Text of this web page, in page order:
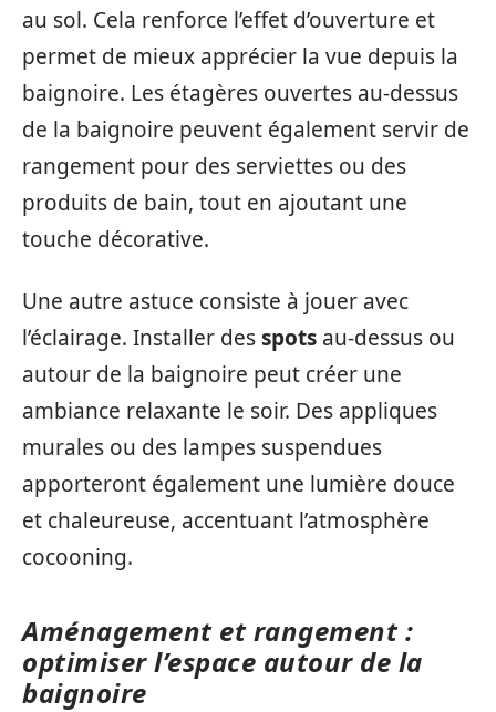
au sol. Cela renforce l’effet d’ouverture et
permet de mieux apprécier la vue depuis la
baignoire. Les étagères ouvertes au-dessus
de la baignoire peuvent également servir de
rangement pour des serviettes ou des
produits de bain, tout en ajoutant une
touche décorative.
Une autre astuce consiste à jouer avec
l’éclairage. Installer desspots au-dessus ou
autour de la baignoire peut créer une
ambiance relaxante le soir. Des appliques
murales ou des lampes suspendues
apporteront également une lumière douce
et chaleureuse, accentuant l’atmosphère
cocooning.
Aménagement et rangement :
optimiser l’espace autour de la
baignoire